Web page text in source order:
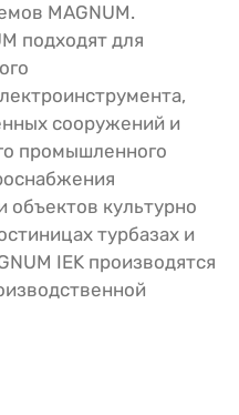
MAGNUM.
подходят для
сооружений и
промышленного
объектов культурно
турбазах и
IEK производятся